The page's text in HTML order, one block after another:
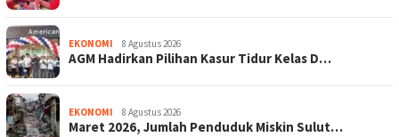
EKONOMI 8 Agustus 2026
AGM Hadirkan Pilihan Kasur Tidur Kelas D…
EKONOMI 8 Agustus 2026
Maret 2026, Jumlah Penduduk Miskin Sulut…